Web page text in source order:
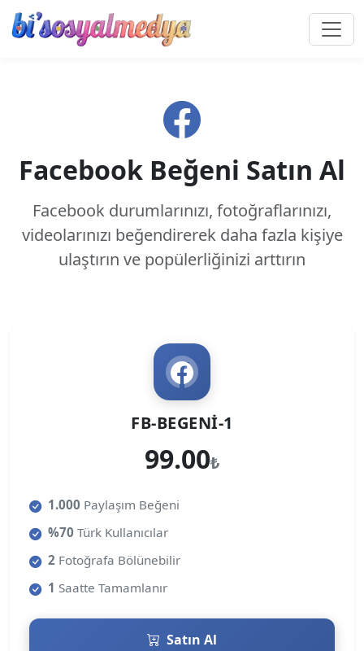
Facebook Beğeni Satın Al
Facebook durumlarınızı, fotoğraflarınızı,
videolarınızı beğendirerek daha fazla kişiye
ulaştırın ve popülerliğinizi arttırın
FB-BEGENI-1
99.00₺
1.000 Paylaşım Beğeni
%70 Türk Kullanıcılar
2 Fotoğrafa Bölünebilir
1 Saatte Tamamlanır
Satın Al